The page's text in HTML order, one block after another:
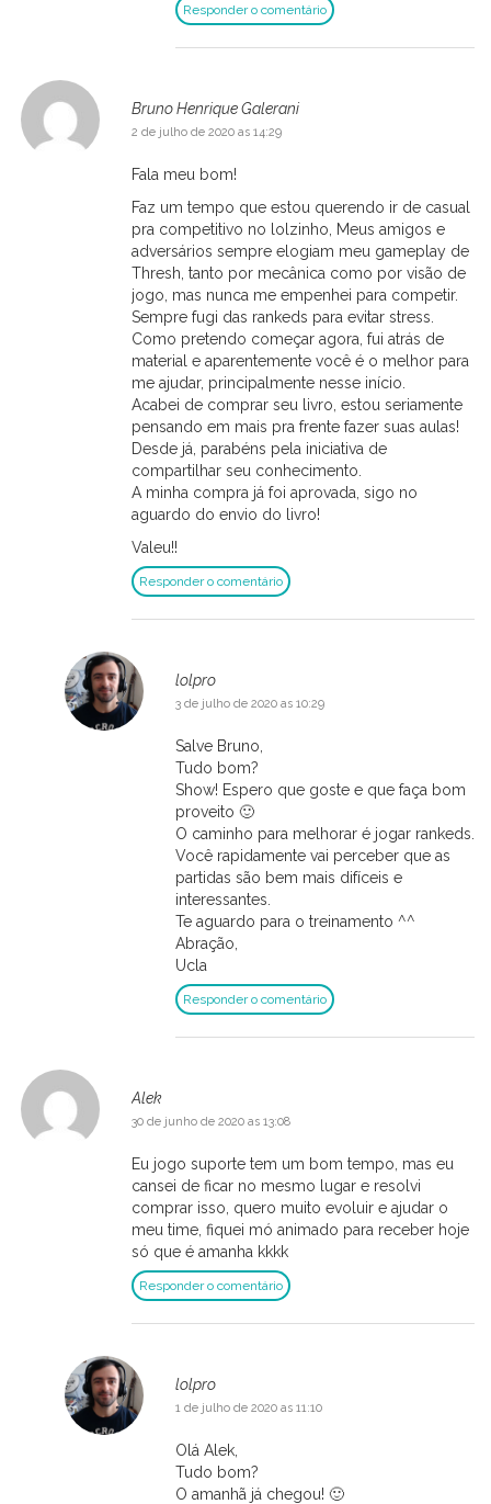
Responder o comentário
Bruno Henrique Galerani
2 de julho de 2020 as 14:29
Fala meu bom!
Faz um tempo que estou querendo ir de casual
pra competitivo no lolzinho, Meus amigos e
adversários sempre elogiam meu gameplay de
Thresh, tanto por mecânica como por visão de
jogo, mas nunca me empenhei para competir.
Sempre fugi das rankeds para evitar stress.
Como pretendo começar agora, fui atrás de
material e aparentemente você é o melhor para
me ajudar, principalmente nesse início.
Acabei de comprar seu livro, estou seriamente
pensando em mais pra frente fazer suas aulas!
Desde já, parabéns pela iniciativa de
compartilhar seu conhecimento.
A minha compra já foi aprovada, sigo no
aguardo do envio do livro!
Valeu!!
Responder o comentário
lolpro
3 de julho de 2020 as 10:29
Salve Bruno,
Tudo bom?
Show! Espero que goste e que faça bom
proveito 🙂
O caminho para melhorar é jogar rankeds.
Você rapidamente vai perceber que as
partidas são bem mais difíceis e
interessantes.
Te aguardo para o treinamento ^^
Abração,
Ucla
Responder o comentário
Alek
30 de junho de 2020 as 13:08
Eu jogo suporte tem um bom tempo, mas eu
cansei de ficar no mesmo lugar e resolvi
comprar isso, quero muito evoluir e ajudar o
meu time, fiquei mó animado para receber hoje
só que é amanha kkkk
Responder o comentário
lolpro
1 de julho de 2020 as 11:10
Olá Alek,
Tudo bom?
O amanhã já chegou! 🙂